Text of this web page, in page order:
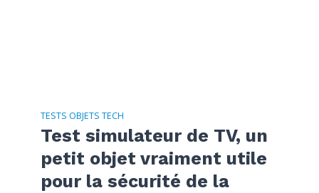
TESTS OBJETS TECH
Test simulateur de TV, un
petit objet vraiment utile
pour la sécurité de la